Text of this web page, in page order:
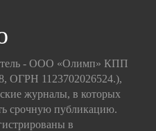
- ООО «Олимп» КПП
ОГРН 1123702026524.),
журналы, в которых
срочную публикацию.
в